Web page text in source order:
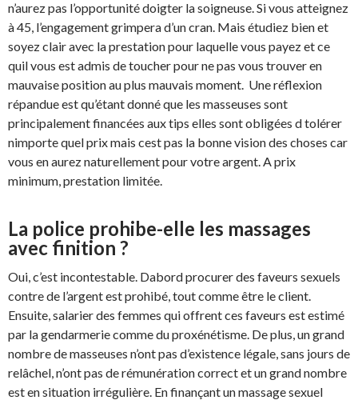
n’aurez pas l’opportunité doigter la soigneuse. Si vous atteignez
à 45, l’engagement grimpera d’un cran. Mais étudiez bien et
soyez clair avec la prestation pour laquelle vous payez et ce
quil vous est admis de toucher pour ne pas vous trouver en
mauvaise position au plus mauvais moment. Une réflexion
répandue est qu’étant donné que les masseuses sont
principalement financées aux tips elles sont obligées d tolérer
nimporte quel prix mais cest pas la bonne vision des choses car
vous en aurez naturellement pour votre argent. A prix
minimum, prestation limitée.
La police prohibe-elle les massages
avec finition ?
Oui, c’est incontestable. Dabord procurer des faveurs sexuels
contre de l’argent est prohibé, tout comme être le client.
Ensuite, salarier des femmes qui offrent ces faveurs est estimé
par la gendarmerie comme du proxénétisme. De plus, un grand
nombre de masseuses n’ont pas d’existence légale, sans jours de
relâchel, n’ont pas de rémunération correct et un grand nombre
est en situation irrégulière. En finançant un massage sexuel